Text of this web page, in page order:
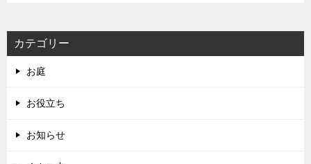
カテゴリー
お庭
お役立ち
お知らせ